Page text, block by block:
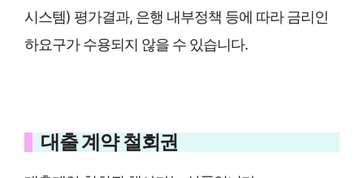
시스템) 평가결과, 은행 내부정책 등에 따라 금리인
하요구가 수용되지 않을 수 있습니다.
대출 계약 철회권